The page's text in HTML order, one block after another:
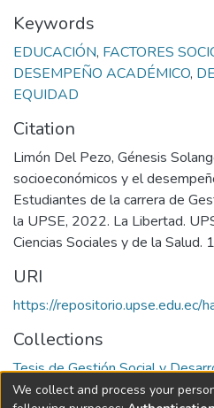
Keywords
EDUCACIÓN, FACTORES
DESEMPEÑO ACADÉMICO,
EQUIDAD
Citation
Limón Del Pezo, Génesis
socioeconómicos y el
Estudiantes de la carrera de
la UPSE, 2022. La Libertad.
Ciencias Sociales y de la Salud.
URI
https://repositorio.upse.edu.ec/
Collections
Tesis de Gestión Social y
We collect and process your